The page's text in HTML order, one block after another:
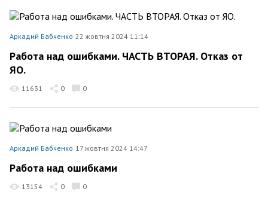
Аркадий Бабченко 22 жовтня 2024 11:14
Работа над ошибками. ЧАСТЬ ВТОРАЯ. Отказ от
ЯО.
11631 0 0
Аркадий Бабченко 17 жовтня 2024 14:47
Работа над ошибками
13154 0 0